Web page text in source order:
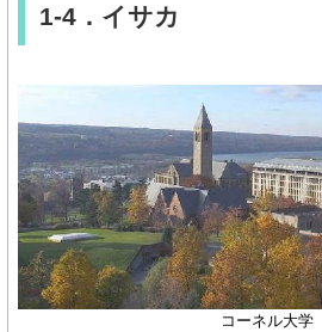
1-4．イサカ
コーネル大学